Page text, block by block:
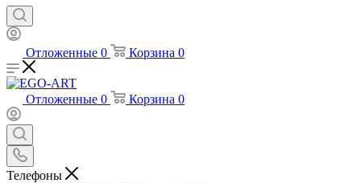
Отложенные 0 Корзина 0
Отложенные 0 Корзина 0
Телефоны